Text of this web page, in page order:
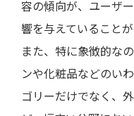
容の傾向が、ユーザ
響を与えていることが
また、特に象徴的な
ンや化粧品などのい
ゴリーだけでなく、